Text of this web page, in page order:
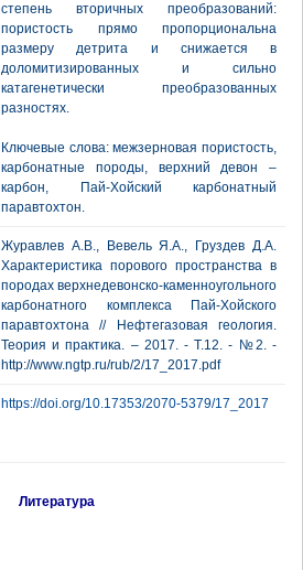
степень вторичных преобразований:
пористость прямо пропорциональна
размеру детрита и снижается в
доломитизированных и сильно
катагенетически преобразованных
разностях.
Ключевые слова: межзерновая пористость,
карбонатные породы, верхний девон –
карбон, Пай-Хойский карбонатный
паравтохтон.
Журавлев А.В., Вевель Я.А., Груздев Д.А.
Характеристика порового пространства в
породах верхнедевонско-каменноугольного
карбонатного комплекса Пай-Хойского
паравтохтона // Нефтегазовая геология.
Теория и практика. – 2017. - Т.12. - №2. -
http://www.ngtp.ru/rub/2/17_2017.pdf
https://doi.org/10.17353/2070-5379/17_2017
Литература